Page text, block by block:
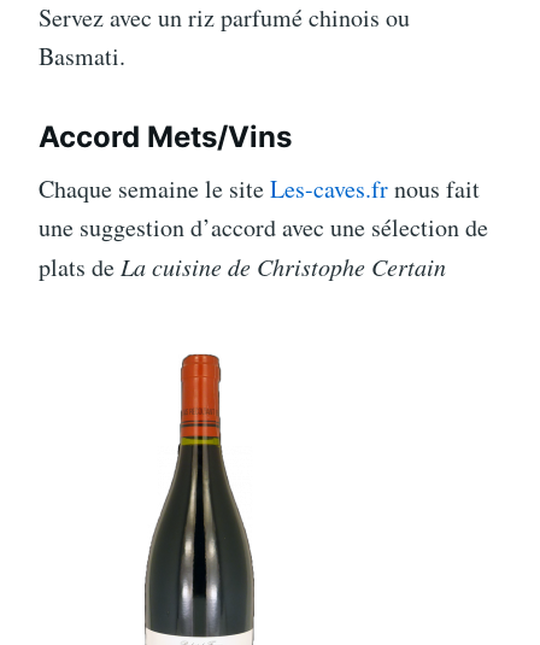
Servez avec un riz parfumé chinois ou
Basmati.
Accord Mets/Vins
Chaque semaine le siteLes-caves.frnous fait
une suggestion d’accord avec une sélection de
plats de La cuisine de Christophe Certain